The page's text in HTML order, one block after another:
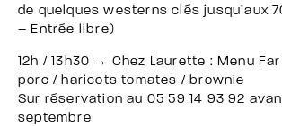
de quelques westerns clés jusqu’aux
– Entrée libre)
12h / 13h30 → Chez Laurette : Menu
porc / haricots tomates / brownie
Sur réservation au 05 59 14 93 92
septembre